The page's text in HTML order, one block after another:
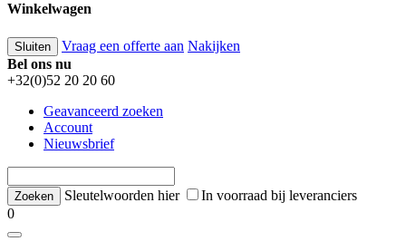
Winkelwagen
Sluiten Vraag een offerte aan Nakijken
Bel ons nu
+32(0)52 20 20 60
Geavanceerd zoeken
Account
Nieuwsbrief
Sleutelwoorden hier
In voorraad bij leveranciers
0